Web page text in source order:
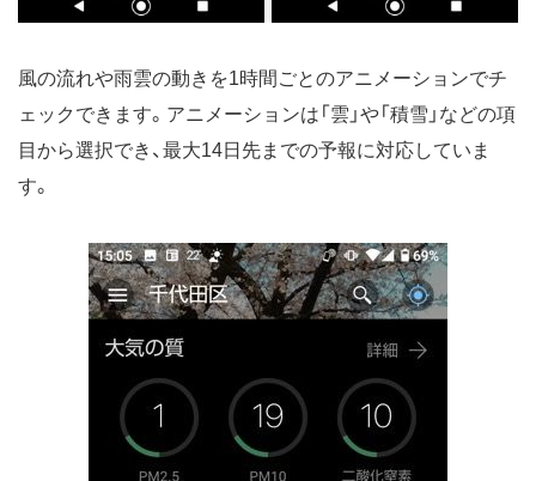
風の流れや雨雲の動きを1時間ごとのアニメーションでチ
ェックできます。アニメーションは「雲」や「積雪」などの項
目から選択でき、最大14日先までの予報に対応していま
す。